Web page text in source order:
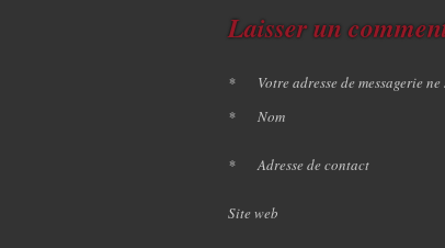
Laisser un
Votre adresse de messagerie
*
Nom
*
Adresse de contact
*
Site web